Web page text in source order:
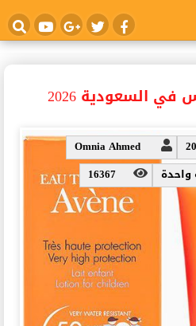
السعودية 2026
Omnia Ahmed
واحدة
16367